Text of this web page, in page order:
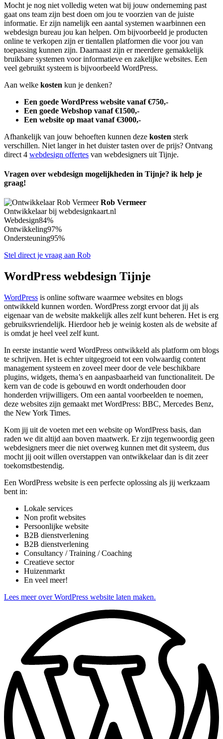
Mocht je nog niet volledig weten wat bij jouw onderneming past
gaat ons team zijn best doen om jou te voorzien van de juiste
informatie. Er zijn namelijk een aantal systemen waarbinnen een
webdesign bureau jou kan helpen. Om bijvoorbeeld je producten
online te verkopen zijn er tientallen platformen die voor jou van
toepassing kunnen zijn. Daarnaast zijn er meerdere gemakkelijk
bruikbare systemen voor informatieve en zakelijke websites. Een
veel gebruikt systeem is bijvoorbeeld WordPress.
Aan welke kosten kun je denken?
Een goede WordPress website vanaf €750,-
Een goede Webshop vanaf €1500,-
Een website op maat vanaf €3000,-
Afhankelijk van jouw behoeften kunnen deze kosten sterk
verschillen. Niet langer in het duister tasten over de prijs? Ontvang
direct 4 webdesign offertes van webdesigners uit Tijnje.
Vragen over webdesign mogelijkheden in Tijnje? ik help je
graag!
Rob Vermeer
Ontwikkelaar bij webdesignkaart.nl
Webdesign84%
Ontwikkeling97%
Ondersteuning95%
Stel direct je vraag aan Rob
WordPress webdesign Tijnje
WordPress is online software waarmee websites en blogs
ontwikkeld kunnen worden. WordPress zorgt ervoor dat jij als
eigenaar van de website makkelijk alles zelf kunt beheren. Het is erg
gebruiksvriendelijk. Hierdoor heb je weinig kosten als de website af
is omdat je heel veel zelf kunt.
In eerste instantie werd WordPress ontwikkeld als platform om blogs
te schrijven. Het is echter uitgegroeid tot een volwaardig content
management systeem en zoveel meer door de vele beschikbare
plugins, widgets, thema’s en aanpasbaarheid van functionaliteit. De
kern van de code is gebouwd en wordt onderhouden door
honderden vrijwilligers. Om een aantal voorbeelden te noemen,
deze websites zijn gemaakt met WordPress: BBC, Mercedes Benz,
the New York Times.
Kom jij uit de voeten met een website op WordPress basis, dan
raden we dit altijd aan boven maatwerk. Er zijn tegenwoordig geen
webdesigners meer die niet overweg kunnen met dit systeem, dus
mocht jij ooit willen overstappen van ontwikkelaar dan is dit zeer
toekomstbestendig.
Een WordPress website is een perfecte oplossing als jij werkzaam
bent in:
Lokale services
Non profit websites
Persoonlijke website
B2B dienstverlening
B2B dienstverlening
Consultancy / Training / Coaching
Creatieve sector
Huizenmarkt
En veel meer!
Lees meer over WordPress website laten maken.